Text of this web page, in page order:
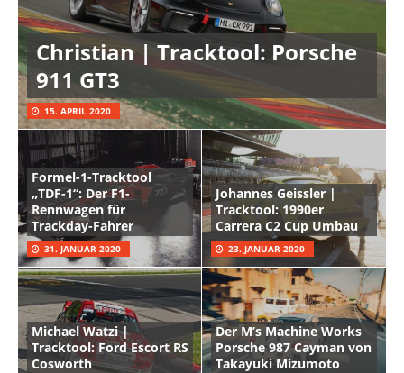
Christian | Tracktool: Porsche
911 GT3
15. APRIL 2020
Formel-1-Tracktool
„TDF-1“: Der F1-
Rennwagen für
Trackday-Fahrer
31. JANUAR 2020
Johannes Geissler |
Tracktool: 1990er
Carrera C2 Cup Umbau
23. JANUAR 2020
Michael Watzi |
Tracktool: Ford Escort RS
Cosworth
Der M’s Machine Works
Porsche 987 Cayman von
Takayuki Mizumoto